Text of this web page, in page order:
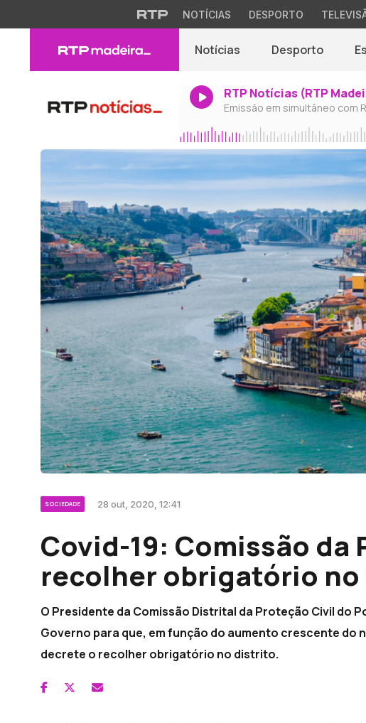
NOTÍCIAS DESPORTO
Notícias Desporto
RTP Notícias (RTP
Emissão em simultâneo com
SOCIEDADE 28 out, 2020, 12:41
Covid-19: Comissão
recolher obrigatório
O Presidente da Comissão Distrital da Proteção Civil do
Governo para que, em função do aumento crescente do
decrete o recolher obrigatório no distrito.